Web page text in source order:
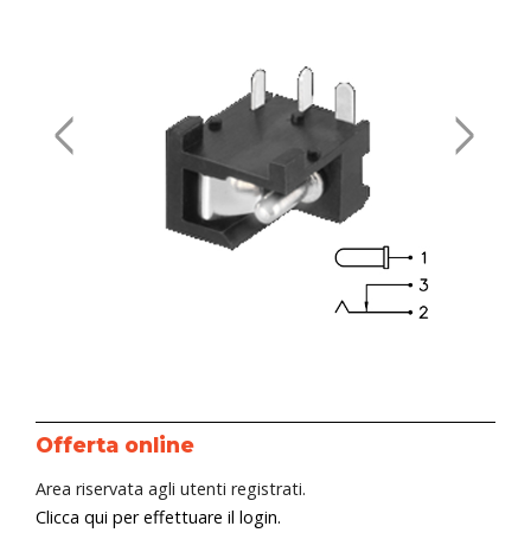
Offerta online
Area riservata agli utenti registrati.
Clicca qui per effettuare il login.